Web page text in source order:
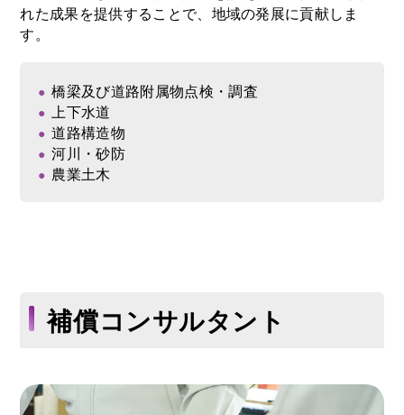
れた成果を提供することで、地域の発展に貢献しま
す。
橋梁及び道路附属物点検・調査
上下水道
道路構造物
河川・砂防
農業土木
補償コンサルタント